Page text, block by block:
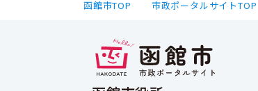
函館市TOP 市政ポータルサイトTOP